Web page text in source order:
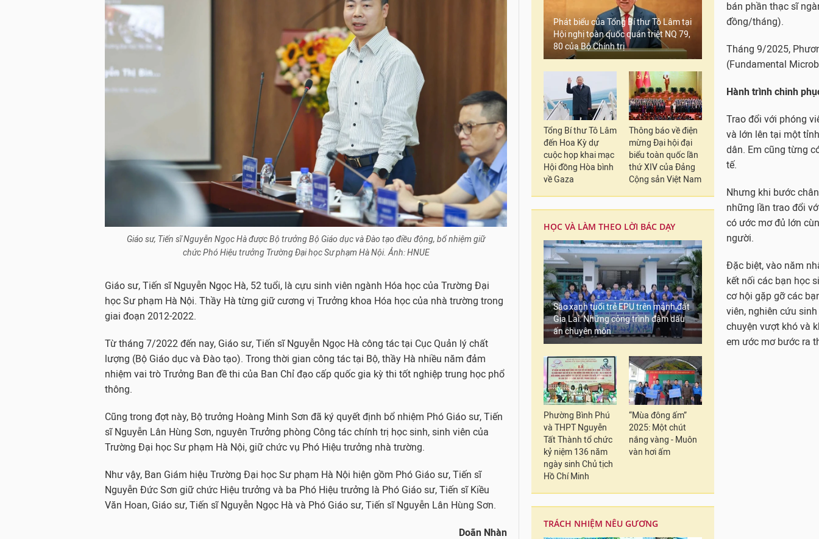
Giáo sư, Tiến sĩ Nguyễn Ngọc Hà được Bộ trưởng Bộ Giáo dục và Đào tạo điều động, bổ nhiệm giữ
chức Phó Hiệu trưởng Trường Đại học Sư phạm Hà Nội. Ảnh: HNUE
Giáo sư, Tiến sĩ Nguyễn Ngọc Hà, 52 tuổi, là cựu sinh viên ngành Hóa học của Trường Đại
học Sư phạm Hà Nội. Thầy Hà từng giữ cương vị Trưởng khoa Hóa học của nhà trường trong
giai đoạn 2012-2022.
Từ tháng 7/2022 đến nay, Giáo sư, Tiến sĩ Nguyễn Ngọc Hà công tác tại Cục Quản lý chất
lượng (Bộ Giáo dục và Đào tạo). Trong thời gian công tác tại Bộ, thầy Hà nhiều năm đảm
nhiệm vai trò Trưởng Ban đề thi của Ban Chỉ đạo cấp quốc gia kỳ thi tốt nghiệp trung học phổ
thông.
Cũng trong đợt này, Bộ trưởng Hoàng Minh Sơn đã ký quyết định bổ nhiệm Phó Giáo sư, Tiến
sĩ Nguyễn Lân Hùng Sơn, nguyên Trưởng phòng Công tác chính trị học sinh, sinh viên của
Trường Đại học Sư phạm Hà Nội, giữ chức vụ Phó Hiệu trưởng nhà trường.
Như vậy, Ban Giám hiệu Trường Đại học Sư phạm Hà Nội hiện gồm Phó Giáo sư, Tiến sĩ
Nguyễn Đức Sơn giữ chức Hiệu trưởng và ba Phó Hiệu trưởng là Phó Giáo sư, Tiến sĩ Kiều
Văn Hoan, Giáo sư, Tiến sĩ Nguyễn Ngọc Hà và Phó Giáo sư, Tiến sĩ Nguyễn Lân Hùng Sơn.
Doãn Nhàn
Phát biểu của Tổng Bí thư Tô Lâm tại
Hội nghị toàn quốc quán triệt NQ 79,
80 của Bộ Chính trị
Tổng Bí thư Tô Lâm
đến Hoa Kỳ dự
cuộc họp khai mạc
Hội đồng Hòa bình
về Gaza
Thông báo về điện
mừng Đại hội đại
biểu toàn quốc lần
thứ XIV của Đảng
Cộng sản Việt Nam
HỌC VÀ LÀM THEO LỜI BÁC DẠY
Sắc xanh tuổi trẻ EPU trên mảnh đất
Gia Lai: Những công trình đậm dấu
ấn chuyên môn
Phường Bình Phú
và THPT Nguyễn
Tất Thành tổ chức
kỷ niệm 136 năm
ngày sinh Chủ tịch
Hồ Chí Minh
“Mùa đông ấm”
2025: Một chút
nắng vàng - Muôn
vàn hơi ấm
TRÁCH NHIỆM NÊU GƯƠNG
bán phần thạc sĩ
đồng/tháng).
Tháng 9/2025,
(Fundamental
Hành trình chinh
Trao đổi với phóng
và lớn lên tại một
dân. Em cũng từng
tế.
Nhưng khi bước
những lần trao đổi
có ước mơ đủ lớn
người.
Đặc biệt, vào năm
kết nối các bạn học
cơ hội gặp gỡ các
viên, nghiên cứu
chuyện vượt khó và
em ước mơ bước ra